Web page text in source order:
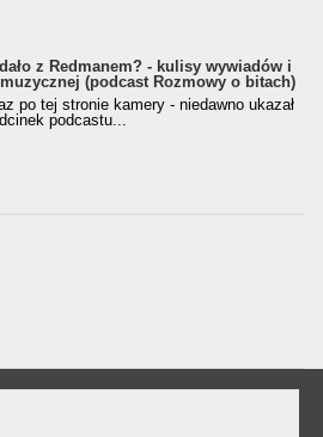
z Redmanem? - kulisy wywiadów i
(podcast Rozmowy o bitach)
po tej stronie kamery - niedawno ukazał
podcastu...